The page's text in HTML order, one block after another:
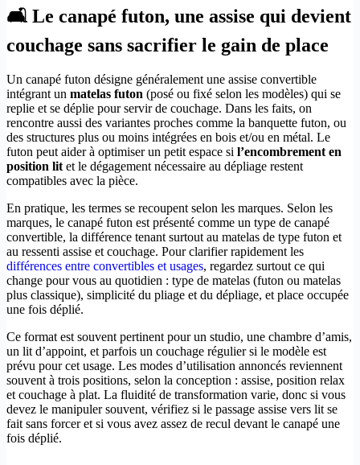
🛋️ Le canapé futon, une assise qui devient
couchage sans sacrifier le gain de place
Un canapé futon désigne généralement une assise convertible
intégrant un matelas futon (posé ou fixé selon les modèles) qui se
replie et se déplie pour servir de couchage. Dans les faits, on
rencontre aussi des variantes proches comme la banquette futon, ou
des structures plus ou moins intégrées en bois et/ou en métal. Le
futon peut aider à optimiser un petit espace si l’encombrement en
position lit et le dégagement nécessaire au dépliage restent
compatibles avec la pièce.
En pratique, les termes se recoupent selon les marques. Selon les
marques, le canapé futon est présenté comme un type de canapé
convertible, la différence tenant surtout au matelas de type futon et
au ressenti assise et couchage. Pour clarifier rapidement les
différences entre convertibles et usages, regardez surtout ce qui
change pour vous au quotidien : type de matelas (futon ou matelas
plus classique), simplicité du pliage et du dépliage, et place occupée
une fois déplié.
Ce format est souvent pertinent pour un studio, une chambre d’amis,
un lit d’appoint, et parfois un couchage régulier si le modèle est
prévu pour cet usage. Les modes d’utilisation annoncés reviennent
souvent à trois positions, selon la conception : assise, position relax
et couchage à plat. La fluidité de transformation varie, donc si vous
devez le manipuler souvent, vérifiez si le passage assise vers lit se
fait sans forcer et si vous avez assez de recul devant le canapé une
fois déplié.